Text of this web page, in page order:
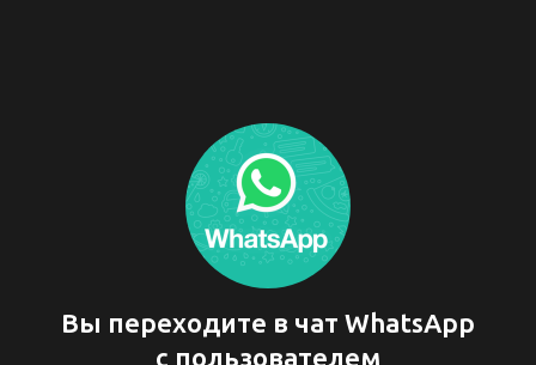
Вы переходите в чат WhatsApp
с пользователем